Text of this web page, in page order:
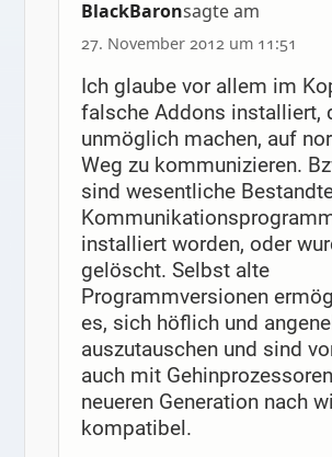
BlackBaronsagte am
27. November 2012 um 11:51
Ich glaube vor allem im
falsche Addons installiert,
unmöglich machen, auf
Weg zu kommunizieren.
sind wesentliche
installiert worden, oder
gelöscht. Selbst alte
Programmversionen
es, sich höflich und
auszutauschen und sind
auch mit
neueren Generation nach
kompatibel.